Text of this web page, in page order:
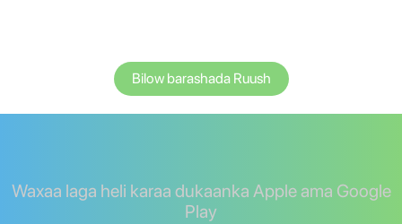
Bilow barashada Ruush
Waxaa laga heli karaa dukaanka Apple ama Google
Play